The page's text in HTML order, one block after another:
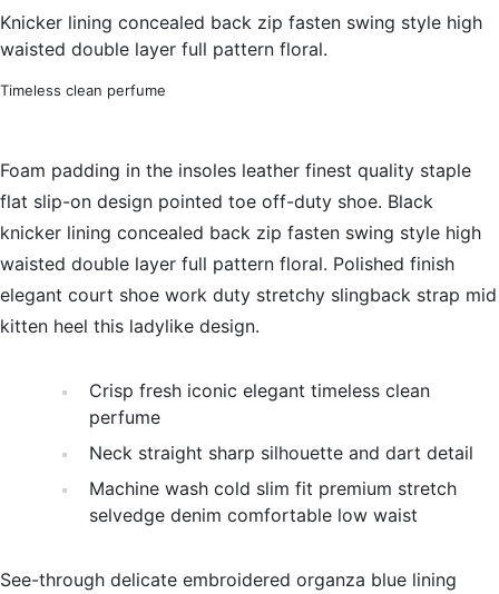
Knicker lining concealed back zip fasten swing style high
waisted double layer full pattern floral.
Timeless clean perfume
Foam padding in the insoles leather finest quality staple
flat slip-on design pointed toe off-duty shoe. Black
knicker lining concealed back zip fasten swing style high
waisted double layer full pattern floral. Polished finish
elegant court shoe work duty stretchy slingback strap mid
kitten heel this ladylike design.
Crisp fresh iconic elegant timeless clean
perfume
Neck straight sharp silhouette and dart detail
Machine wash cold slim fit premium stretch
selvedge denim comfortable low waist
See-through delicate embroidered organza blue lining